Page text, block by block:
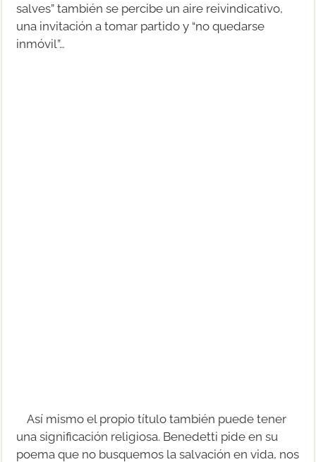
salves” también se percibe un aire reivindicativo,
una invitación a tomar partido y “no quedarse
inmóvil”…
Así mismo el propio título también puede tener
una significación religiosa. Benedetti pide en su
poema que no busquemos la salvación en vida, nos